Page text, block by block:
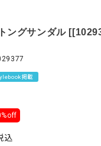
チュニック
ピース・チュニック
ット・オーバーオール
ト
ット・アウター
ラッピンナイン/ア
トングサンダル
掲載
込